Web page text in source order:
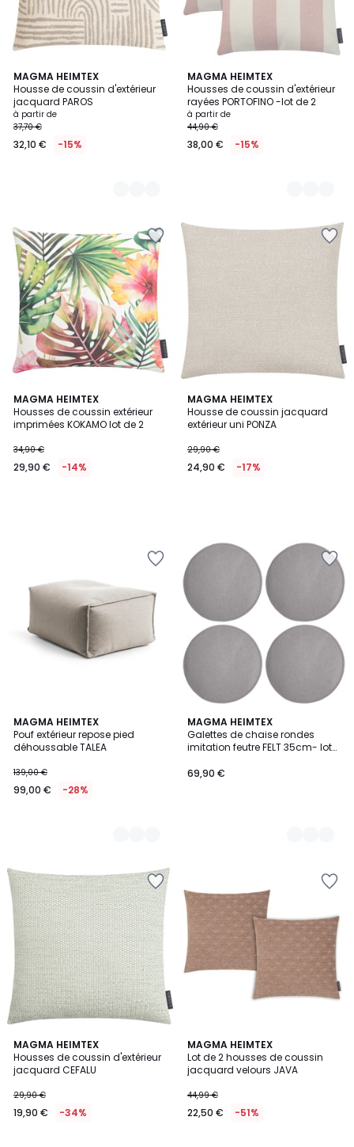
MAGMA HEIMTEX
Housse de coussin d'extérieur
jacquard PAROS
à partir de
37,70 €
32,10 € -15%
2
Couleurs
MAGMA HEIMTEX
Housses de coussin d'extérieur
rayées PORTOFINO -lot de 2
à partir de
44,90 €
38,00 € -15%
3
Couleurs
MAGMA HEIMTEX
Housses de coussin extérieur
imprimées KOKAMO lot de 2
34,90 €
29,90 € -14%
MAGMA HEIMTEX
Housse de coussin jacquard
extérieur uni PONZA
29,90 €
24,90 € -17%
MAGMA HEIMTEX
Pouf extérieur repose pied
déhoussable TALEA
139,00 €
99,00 € -28%
3
Couleurs
MAGMA HEIMTEX
Galettes de chaise rondes
imitation feutre FELT 35cm- lot
69,90 €
3
Couleurs
MAGMA HEIMTEX
Housses de coussin d'extérieur
jacquard CEFALU
29,90 €
19,90 € -34%
MAGMA HEIMTEX
Lot de 2 housses de coussin
jacquard velours JAVA
44,99 €
22,50 € -51%